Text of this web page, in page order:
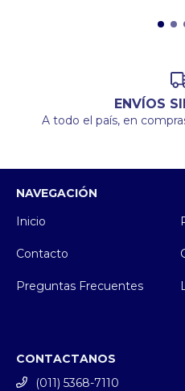
ENVÍOS
A todo el país, en
NAVEGACIÓN
Inicio
Contacto
Preguntas Frecuentes
CONTACTANOS
(011) 5368-7110